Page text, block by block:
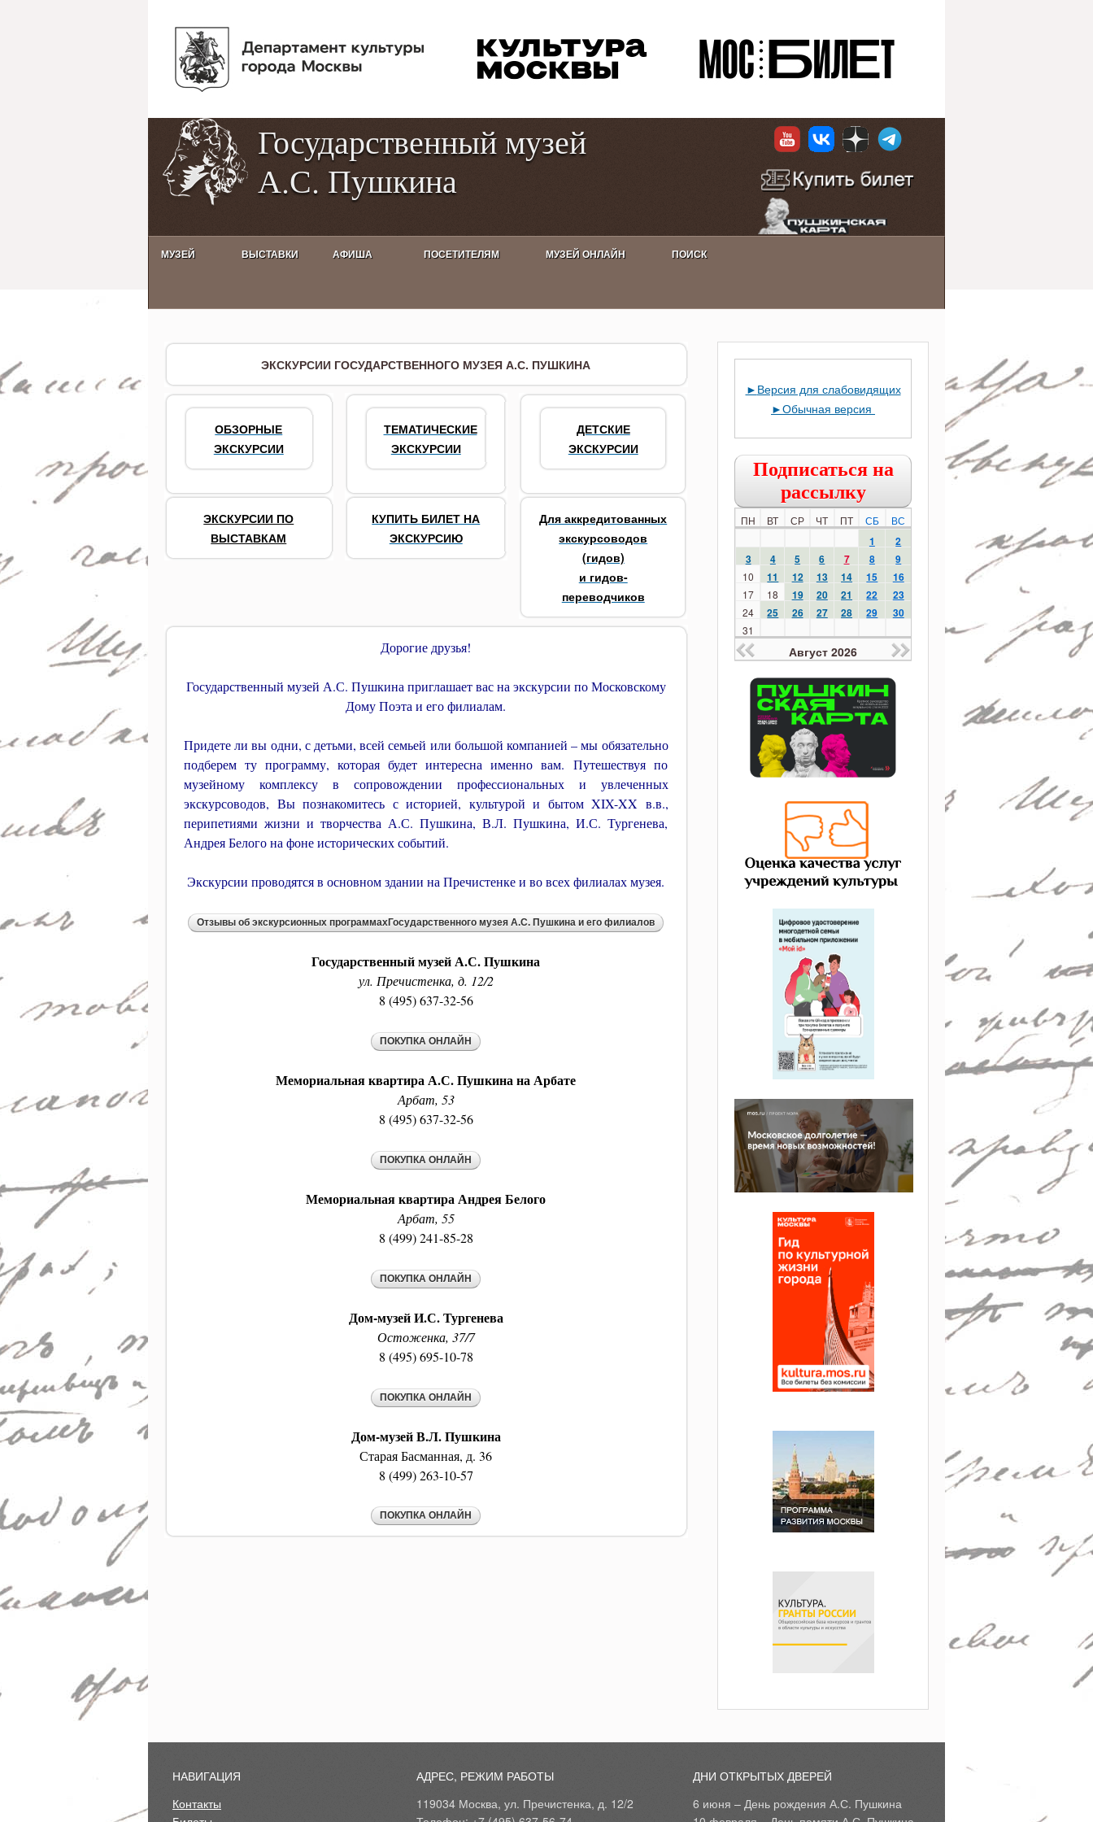
содержанию
contrast
Государственный музей
А.С. Пушкина
МУЗЕЙ ВЫСТАВКИ АФИША ПОСЕТИТЕЛЯМ МУЗЕЙ ОНЛАЙН ПОИСК
ЭКСКУРСИИ ГОСУДАРСТВЕННОГО МУЗЕЯ А.С. ПУШКИНА
ОБЗОРНЫЕ
ЭКСКУРСИИ
ЭКСКУРСИИ ПО
ВЫСТАВКАМ
ТЕМАТИЧЕСКИЕ
ЭКСКУРСИИ
КУПИТЬ БИЛЕТ НА
ЭКСКУРСИЮ
ДЕТСКИЕ
ЭКСКУРСИИ
Для аккредитованных
экскурсоводов
(гидов)
и гидов-
переводчиков
Дорогие друзья!
Государственный музей А.С. Пушкина приглашает вас на экскурсии по Московскому
Дому Поэта и его филиалам.
Придете ли вы одни, с детьми, всей семьей или большой компанией – мы обязательно
подберем ту программу, которая будет интересна именно вам. Путешествуя по
музейному комплексу в сопровождении профессиональных и увлеченных
экскурсоводов, Вы познакомитесь с историей, культурой и бытом XIX-XX в.в.,
перипетиями жизни и творчества А.С. Пушкина, В.Л. Пушкина, И.С. Тургенева,
Андрея Белого на фоне исторических событий.
Экскурсии проводятся в основном здании на Пречистенке и во всех филиалах музея.
Государственный музей А.С. Пушкина
ул. Пречистенка, д. 12/2
8 (495) 637-32-56
Мемориальная квартира А.С. Пушкина на Арбате
Арбат, 53
8 (495) 637-32-56
Мемориальная квартира Андрея Белого
Арбат, 55
8 (499) 241-85-28
Дом-музей И.С. Тургенева
Остоженка, 37/7
8 (495) 695-10-78
Дом-музей В.Л. Пушкина
Старая Басманная, д. 36
8 (499) 263-10-57
► Версия для слабовидящих
►Обычная версия
Подписаться на
рассылку
ПН ВТ СР ЧТ ПТ СБ ВС
1
2
3
4 5 6 7 8 9
10 11 12 13 14 15 16
17 18 19 20 21 22 23
24 25 26 27 28 29 30
31
Август 2026
НАВИГАЦИЯ
Контакты
АДРЕС, РЕЖИМ РАБОТЫ
119034 Москва, ул. Пречистенка, д. 12/2
ДНИ ОТКРЫТЫХ ДВЕРЕЙ
6 июня – День рождения А.С. Пушкина